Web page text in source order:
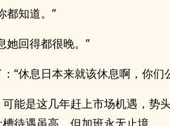
都知道。”
她回得都很晚。”
“休息日本来就该休息啊，你们
能是这几年赶上市场机遇，势